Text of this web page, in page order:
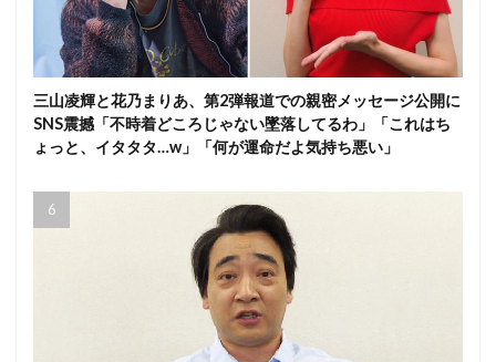
三山凌輝と花乃まりあ、第2弾報道での親密メッセージ公開に
SNS震撼「不時着どころじゃない墜落してるわ」「これはち
ょっと、イタタタ…w」「何が運命だよ気持ち悪い」